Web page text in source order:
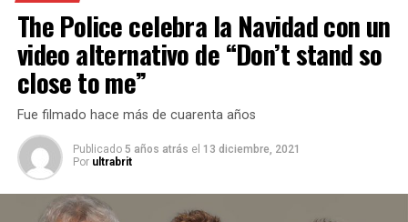
The Police celebra la Navidad con un
video alternativo de “Don’t stand so
close to me”
Fue filmado hace más de cuarenta años
Publicado 5 años atrás el 13 diciembre, 2021
Por ultrabrit